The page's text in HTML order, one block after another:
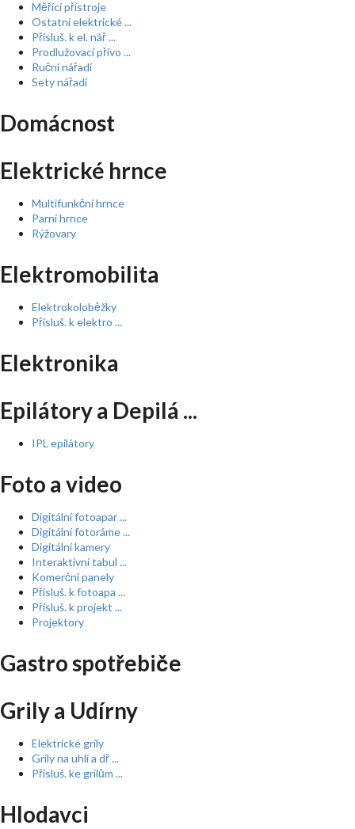
Měřící přístroje
Ostatní elektrické ...
Přísluš. k el. nář ...
Prodlužovací přívo ...
Ruční nářadí
Sety nářadí
Domácnost
Elektrické hrnce
Multifunkční hrnce
Parní hrnce
Rýžovary
Elektromobilita
Elektrokoloběžky
Přísluš. k elektro ...
Elektronika
Epilátory a Depilá ...
IPL epilátory
Foto a video
Digitální fotoapar ...
Digitální fotoráme ...
Digitální kamery
Interaktivní tabul ...
Komerční panely
Přísluš. k fotoapa ...
Přísluš. k projekt ...
Projektory
Gastro spotřebiče
Grily a Udírny
Elektrické grily
Grily na uhlí a dř ...
Přísluš. ke grilům ...
Hlodavci